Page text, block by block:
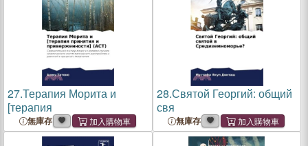
27.Терапия Морита и
[терапия
無庫存
28.Святой Георгий: общий
свя
無庫存